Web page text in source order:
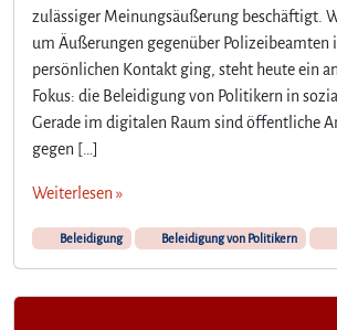
zulässiger Meinungsäußerung beschäftigt.
um Äußerungen gegenüber Polizeibeamten
persönlichen Kontakt ging, steht heute ein
Fokus: die Beleidigung von Politikern in
Gerade im digitalen Raum sind öffentliche
gegen […]
Weiterlesen »
Beleidigung Beleidigung von Politikern